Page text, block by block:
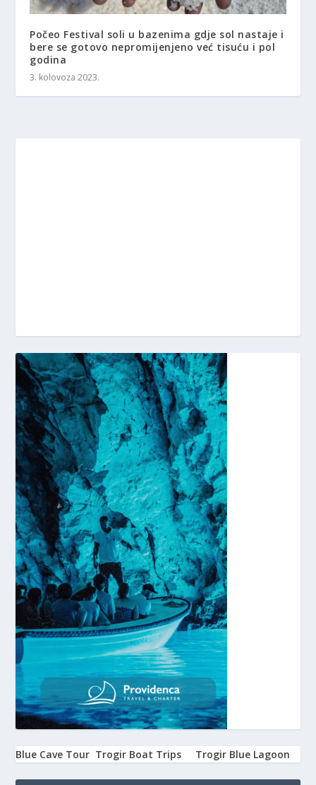
Počeo Festival soli u bazenima gdje sol nastaje i
bere se gotovo nepromijenjeno već tisuću i pol
godina
3. kolovoza 2023.
Blue Cave Tour Trogir Boat Trips Trogir Blue Lagoon